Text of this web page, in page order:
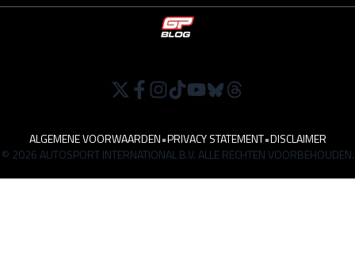
ALGEMENE VOORWAARDEN•PRIVACY STATEMENT•DISCLAIMER
© 2026 AUTOSPORT INTERNATIONAL B.V. ALLE RECHTEN VOORBEHOUDEN.